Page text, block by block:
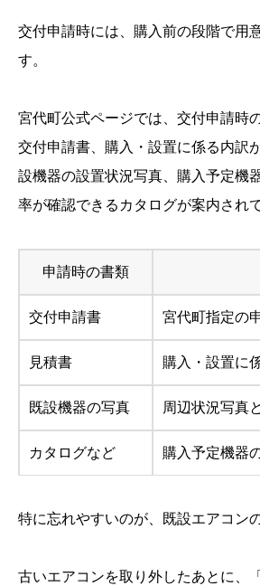
交付申請時には、購入前の段階で用
す。
宮代町公式ページでは、交付申請時
交付申請書、購入・設置に係る内訳
設機器の設置状況写真、購入予定機
率が確認できるカタログが案内され
申請時の書類
交付申請書 宮代町指定の
見積書 購入・設置に
既設機器の写真 周辺状況写真
カタログなど 購入予定機器
特に忘れやすいのが、既設エアコン
古いエアコンを取り外したあとに、